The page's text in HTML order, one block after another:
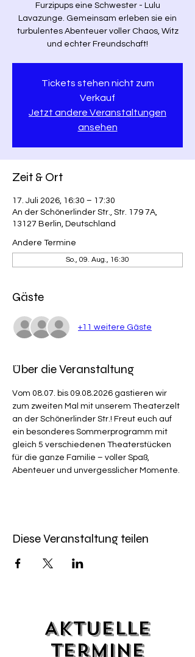
Furzipups eine Schwester - Lulu
Lavazunge. Gemeinsam erleben sie ein
turbulentes Abenteuer voller Chaos, Witz
und echter Freundschaft!
Tickets stehen nicht zum
Verkauf
Jetzt andere Veranstaltungen
ansehen
Zeit & Ort
17. Juli 2026, 16:30 – 17:30
An der Schönerlinder Str., Str. 179 7A,
13127 Berlin, Deutschland
Andere Termine
So., 09. Aug., 16:30
Gäste
+11 weitere Gäste
Über die Veranstaltung
Vom 08.07. bis 09.08.2026 gastieren wir
zum zweiten Mal mit unserem Theaterzelt
an der Schönerlinder Str.! Freut euch auf
ein besonderes Sommerprogramm mit
gleich 5 verschiedenen Theaterstücken
für die ganze Familie – voller Spaß,
Abenteuer und unvergesslicher Momente.
Diese Veranstaltung teilen
Aktuelle
Termine